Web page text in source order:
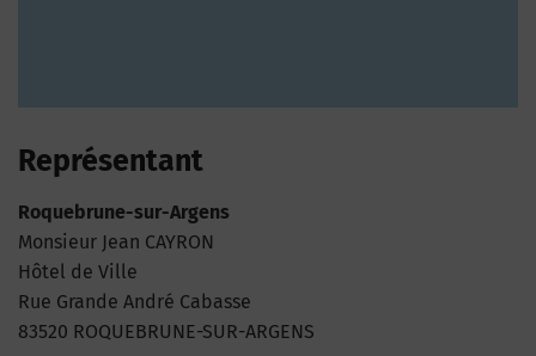
Représentant
Roquebrune-sur-Argens
Monsieur Jean CAYRON
Hôtel de Ville
Rue Grande André Cabasse
83520 ROQUEBRUNE-SUR-ARGENS